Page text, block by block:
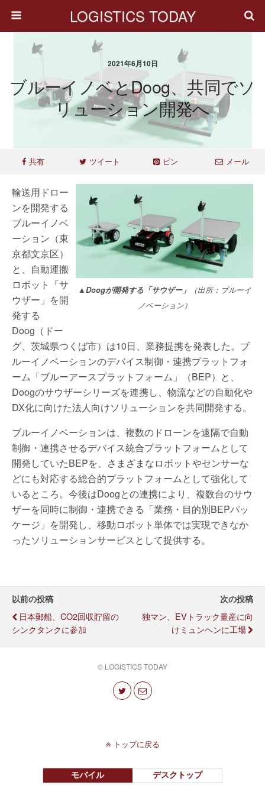
LOGISTICS TODAY
2021年6月10日
ブルーイノベとDoog、共同でソ
リューション開発へ
共有 ツイート ピン メール
▲Doogが開発する「サウザー」
（出所：ブルーイ
ノベーション）
輸送用ドロー
ンを開発する
ブルーイノベ
ーション（東
京都文京区）
と、自動運搬
ロボット「サ
ウザー」を開
発する
Doog（ドー
グ、茨城県つくば市）は10日、業務提携を発表した。ブ
ルーイノベーションのデバイス制御・連携プラットフォ
ーム「ブルーアースプラットフォーム」（BEP）と、
Doogのサウザーシリーズを連携し、物流などの自動化や
DX化に向けた法人向けソリューションを共同開発する。
ブルーイノベーションは、複数のドローンを遠隔で自動
制御・連携させるデバイス統合プラットフォームとして
開発していたBEPを、さまざまなロボットやセンサーな
どにも対応する総合的プラットフォームとして強化して
いるところ。今後はDoogとの連携により、複数台のサウ
ザーを同時に制御・連携できる「業務・目的別BEPパッ
ケージ」を開発し、移動ロボット単体では実現できなか
ったソリューションサービスとして提供する。
以前の投稿
日本郵船、CO2回収貯留の
シンクタンクに参加
次の投稿
独マン、EVトラック量産に向
けミュンヘンに工場
© LOGISTICS TODAY
トップに戻る
モバイル デスクトップ